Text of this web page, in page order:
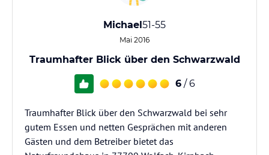
Michael51-55
Mai 2016
Traumhafter Blick über den Schwarzwald
6 / 6
Traumhafter Blick über den Schwarzwald bei sehr
gutem Essen und netten Gesprächen mit anderen
Gästen und dem Betreiber bietet das